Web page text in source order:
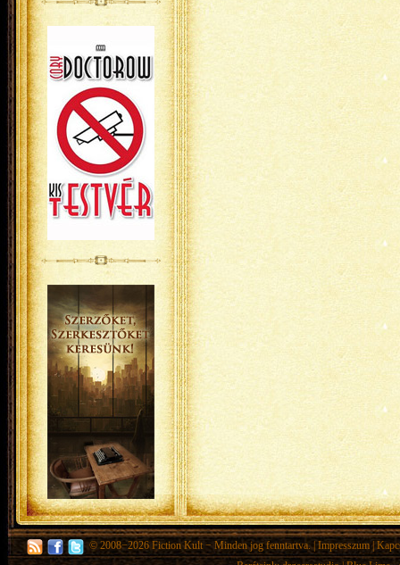
© 2008−2026 Fiction Kult − Minden jog fenntartva. | Impresszum|